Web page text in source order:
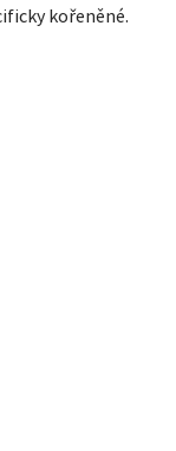
kořeněné.